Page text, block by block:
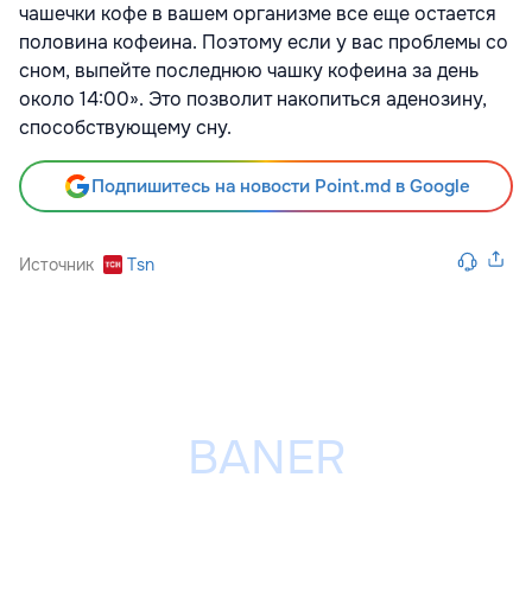
чашечки кофе в вашем организме все еще остается
половина кофеина. Поэтому если у вас проблемы со
сном, выпейте последнюю чашку кофеина за день
около 14:00». Это позволит накопиться аденозину,
способствующему сну.
Подпишитесь на новости Point.md в Google
Источник Tsn